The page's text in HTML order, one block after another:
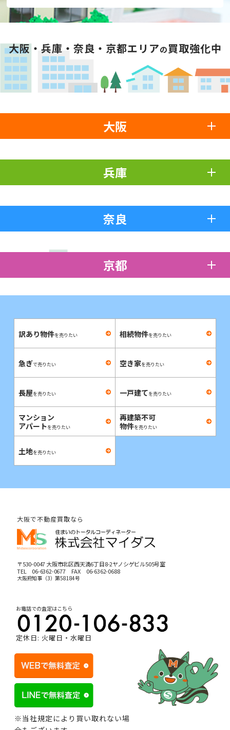
大阪・兵庫・奈良・京都エリアの買取強化中
大阪
兵庫
奈良
京都
訳あり物件を売りたい 相続物件を売りたい
急ぎで売りたい 空き家を売りたい
長屋を売りたい 一戸建てを売りたい
マンション
アパートを売りたい
再建築不可
物件を売りたい
土地を売りたい
大阪で不動産買取なら
〒530-0047 大阪市北区西天満6丁目8-2ヤノシゲビル505号室
TEL 06-6362-0677FAX 06-6362-0688
大阪府知事（3）第58184号
お電話での査定はこちら
定休日: 火曜日・水曜日
※当社規定により買い取れない場